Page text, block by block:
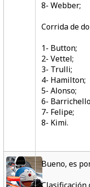
8- Webber;
Corrida de
1- Button;
2- Vettel;
3- Trulli;
4- Hamilton;
5- Alonso;
6-
7- Felipe;
8- Kimi.
Bueno, es